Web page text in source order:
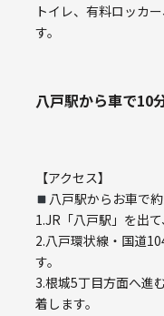
トイレ、有料ロッカ
す。
八戸駅から車で10
【アクセス】
八戸駅からお車で
1.JR「八戸駅」を出
2.八戸環状線・国道
す。
3.根城5丁目方面へ進
着します。